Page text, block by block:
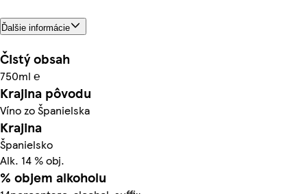
Ďalšie informácie
Čistý obsah
750ml ℮
Krajina pôvodu
Víno zo Španielska
Krajina
Španielsko
Alk. 14 % obj.
% objem alkoholu